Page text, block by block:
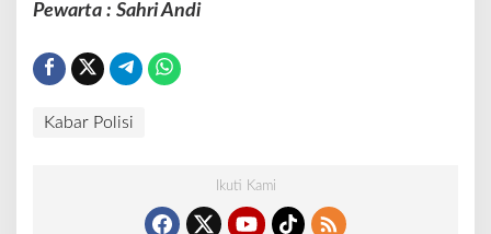
Pewarta : Sahri Andi
Kabar Polisi
Ikuti Kami